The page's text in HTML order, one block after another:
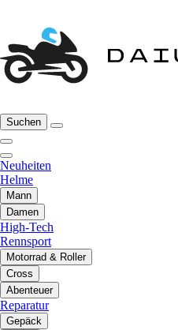
Suchen
Neuheiten
Helme
Mann
Damen
High-Tech
Rennsport
Motorrad & Roller
Cross
Abenteuer
Reparatur
Gepäck